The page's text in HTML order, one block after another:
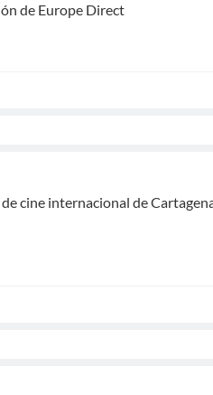
de Europe Direct
cine internacional de